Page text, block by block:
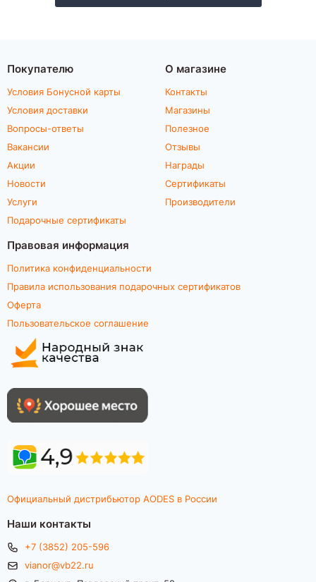
Покупателю
Условия Бонусной карты
Условия доставки
Вопросы-ответы
Вакансии
Акции
Новости
Услуги
Подарочные сертификаты
О магазине
Контакты
Магазины
Полезное
Отзывы
Награды
Сертификаты
Производители
Правовая информация
Политика конфиденциальности
Правила использования подарочных сертификатов
Оферта
Пользовательское соглашение
Официальный дистрибьютор AODES в России
Наши контакты
+7 (3852) 205-596
vianor@vb22.ru